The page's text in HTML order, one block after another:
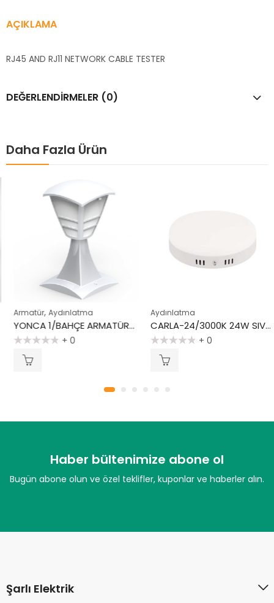
AÇIKLAMA
RJ45 AND RJ11 NETWORK CABLE TESTER
DEĞERLENDIRMELER (0)
Daha Fazla Ürün
Armatür,Aydınlatma
YONCA 1/BAHÇE ARMATÜRÜ-BEYAZ
üzerinden
+ 0
Aydınlatma
CARLA-24/3000K 24W SIVA ÜSTÜ BEYAZ PANEL
üzerinden
+ 0
Haber bültenimize abone ol
Bugün abone olun ve özel teklifler, kuponlar ve haberler alın.
Şarlı Elektrik